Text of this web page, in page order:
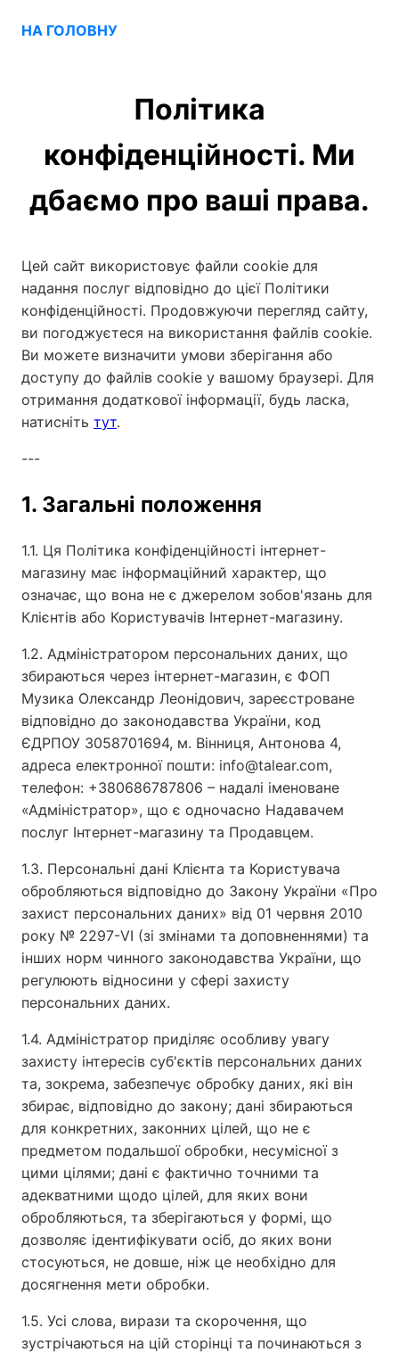
НА ГОЛОВНУ
Політика
конфіденційності. Ми
дбаємо про ваші права.
Цей сайт використовує файли cookie для
надання послуг відповідно до цієї Політики
конфіденційності. Продовжуючи перегляд сайту,
ви погоджуєтеся на використання файлів cookie.
Ви можете визначити умови зберігання або
доступу до файлів cookie у вашому браузері. Для
отримання додаткової інформації, будь ласка,
натисніть тут.
---
1. Загальні положення
1.1. Ця Політика конфіденційності інтернет-
магазину має інформаційний характер, що
означає, що вона не є джерелом зобов'язань для
Клієнтів або Користувачів Інтернет-магазину.
1.2. Адміністратором персональних даних, що
збираються через інтернет-магазин, є ФОП
Музика Олександр Леонідович, зареєстроване
відповідно до законодавства України, код
ЄДРПОУ 3058701694, м. Вінниця, Антонова 4,
адреса електронної пошти: info@talear.com,
телефон: +380686787806 – надалі іменоване
«Адміністратор», що є одночасно Надавачем
послуг Інтернет-магазину та Продавцем.
1.3. Персональні дані Клієнта та Користувача
обробляються відповідно до Закону України «Про
захист персональних даних» від 01 червня 2010
року № 2297-VI (зі змінами та доповненнями) та
інших норм чинного законодавства України, що
регулюють відносини у сфері захисту
персональних даних.
1.4. Адміністратор приділяє особливу увагу
захисту інтересів суб'єктів персональних даних
та, зокрема, забезпечує обробку даних, які він
збирає, відповідно до закону; дані збираються
для конкретних, законних цілей, що не є
предметом подальшої обробки, несумісної з
цими цілями; дані є фактично точними та
адекватними щодо цілей, для яких вони
обробляються, та зберігаються у формі, що
дозволяє ідентифікувати осіб, до яких вони
стосуються, не довше, ніж це необхідно для
досягнення мети обробки.
1.5. Усі слова, вирази та скорочення, що
зустрічаються на цій сторінці та починаються з